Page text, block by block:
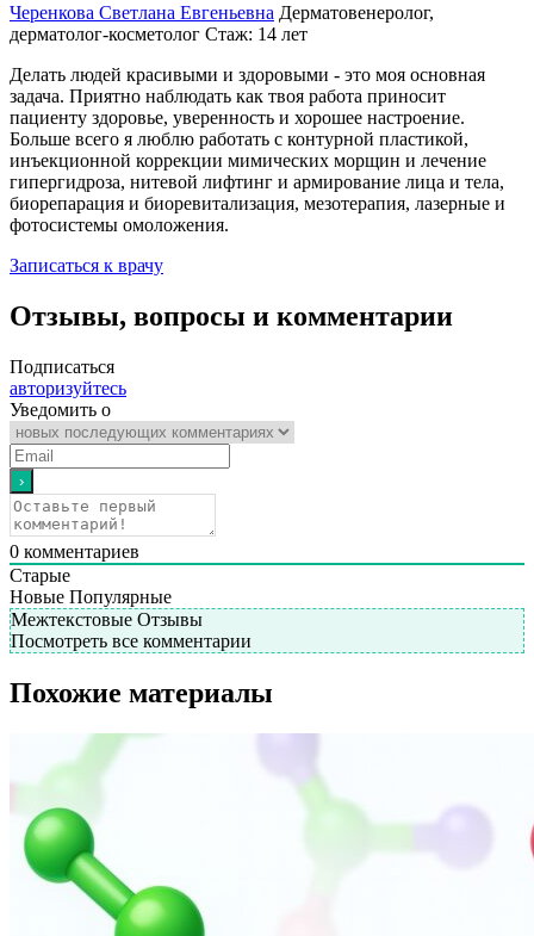
Черенкова Светлана Евгеньевна Дерматовенеролог,
дерматолог-косметолог Стаж: 14 лет
Делать людей красивыми и здоровыми - это моя основная
задача. Приятно наблюдать как твоя работа приносит
пациенту здоровье, уверенность и хорошее настроение.
Больше всего я люблю работать с контурной пластикой,
инъекционной коррекции мимических морщин и лечение
гипергидроза, нитевой лифтинг и армирование лица и тела,
биорепарация и биоревитализация, мезотерапия, лазерные и
фотосистемы омоложения.
Записаться к врачу
Отзывы, вопросы и комментарии
Подписаться
авторизуйтесь
Уведомить о
0 комментариев
Старые
Новые Популярные
Межтекстовые Отзывы
Посмотреть все комментарии
Похожие материалы